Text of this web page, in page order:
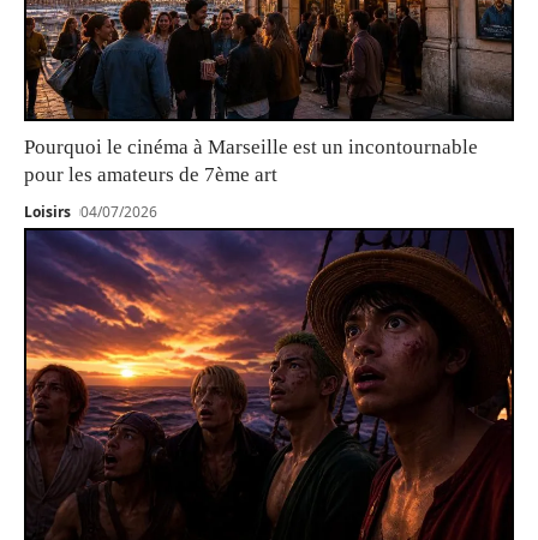
Pourquoi le cinéma à Marseille est un incontournable
pour les amateurs de 7ème art
Loisirs 04/07/2026